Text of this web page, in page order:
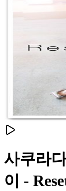
사쿠라
이 -